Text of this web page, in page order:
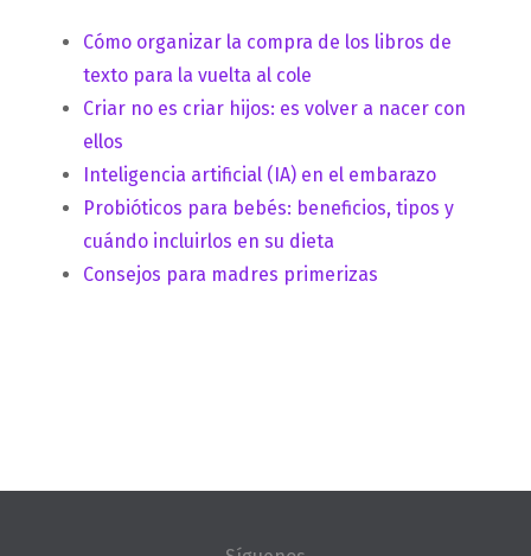
Cómo organizar la compra de los libros de
texto para la vuelta al cole
Criar no es criar hijos: es volver a nacer con
ellos
Inteligencia artificial (IA) en el embarazo
Probióticos para bebés: beneficios, tipos y
cuándo incluirlos en su dieta
Consejos para madres primerizas